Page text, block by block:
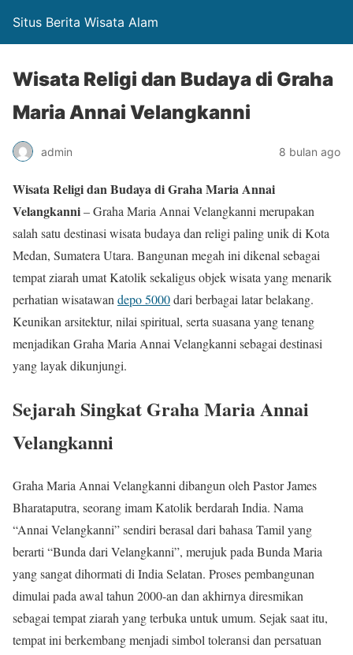
Situs Berita Wisata Alam
Wisata Religi dan Budaya di Graha
Maria Annai Velangkanni
admin 8 bulan ago
Wisata Religi dan Budaya di Graha Maria Annai
Velangkanni– Graha Maria Annai Velangkanni merupakan
salah satu destinasi wisata budaya dan religi paling unik di Kota
Medan, Sumatera Utara. Bangunan megah ini dikenal sebagai
tempat ziarah umat Katolik sekaligus objek wisata yang menarik
perhatian wisatawan depo 5000dari berbagai latar belakang.
Keunikan arsitektur, nilai spiritual, serta suasana yang tenang
menjadikan Graha Maria Annai Velangkanni sebagai destinasi
yang layak dikunjungi.
Sejarah Singkat Graha Maria Annai
Velangkanni
Graha Maria Annai Velangkanni dibangun oleh Pastor James
Bharataputra, seorang imam Katolik berdarah India. Nama
“Annai Velangkanni” sendiri berasal dari bahasa Tamil yang
berarti “Bunda dari Velangkanni”, merujuk pada Bunda Maria
yang sangat dihormati di India Selatan. Proses pembangunan
dimulai pada awal tahun 2000-an dan akhirnya diresmikan
sebagai tempat ziarah yang terbuka untuk umum. Sejak saat itu,
tempat ini berkembang menjadi simbol toleransi dan persatuan